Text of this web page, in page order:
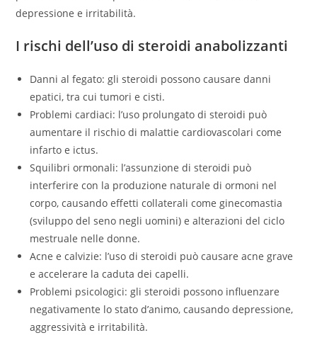
depressione e irritabilità.
I rischi dell’uso di steroidi anabolizzanti
Danni al fegato: gli steroidi possono causare danni
epatici, tra cui tumori e cisti.
Problemi cardiaci: l’uso prolungato di steroidi può
aumentare il rischio di malattie cardiovascolari come
infarto e ictus.
Squilibri ormonali: l’assunzione di steroidi può
interferire con la produzione naturale di ormoni nel
corpo, causando effetti collaterali come ginecomastia
(sviluppo del seno negli uomini) e alterazioni del ciclo
mestruale nelle donne.
Acne e calvizie: l’uso di steroidi può causare acne grave
e accelerare la caduta dei capelli.
Problemi psicologici: gli steroidi possono influenzare
negativamente lo stato d’animo, causando depressione,
aggressività e irritabilità.